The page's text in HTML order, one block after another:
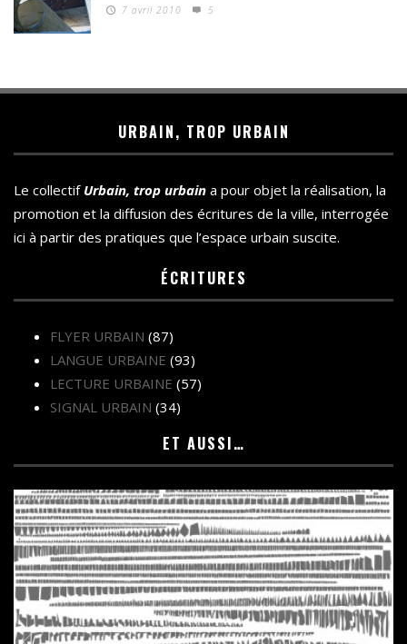
7 avril 2010 5
URBAIN, TROP URBAIN
Le collectif Urbain, trop urbain a pour objet la réalisation, la
promotion et la diffusion des écritures de la ville, interrogée
ici à partir des pratiques que l’espace urbain suscite.
ÉCRITURES
FLYER URBAIN (87)
LANGUE URBAINE (93)
LECTURE URBAINE (57)
SIGNAL URBAIN (34)
ET AUSSI…